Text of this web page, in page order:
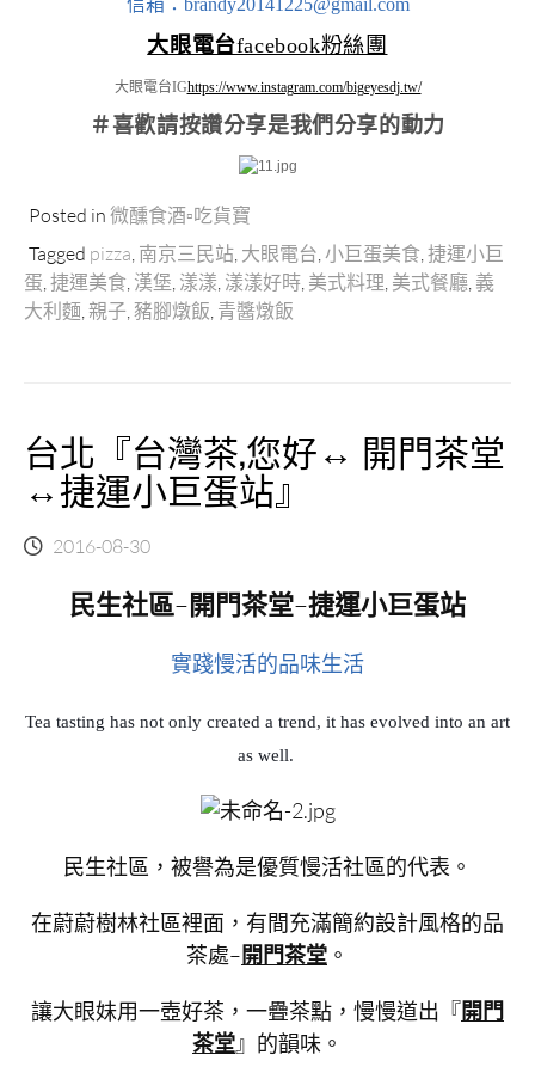
信箱：brandy20141225@gmail.com
大眼電台facebook粉絲團
大眼電台IGhttps://www.instagram.com/bigeyesdj.tw/
＃喜歡請按讚分享是我們分享的動力
Posted in 微醺食酒▫吃貨寶
Tagged pizza 南京三民站 大眼電台 小巨蛋美食 捷運小巨
蛋 捷運美食 漢堡 漾漾 漾漾好時 美式料理 美式餐廳 義
大利麵 親子 豬腳燉飯 青醬燉飯
台北『台灣茶,您好↔ 開門茶堂
↔捷運小巨蛋站』
2016-08-30
民生社區–開門茶堂–捷運小巨蛋站
實踐慢活的品味生活
Tea tasting has not only created a trend, it has evolved into an art
as well.
民生社區，被譽為是優質慢活社區的代表。
在蔚蔚樹林社區裡面，有間充滿簡約設計風格的品
茶處–開門茶堂 。
讓大眼妹用一壺好茶，一疊茶點，慢慢道出『開門
茶堂』的韻味。